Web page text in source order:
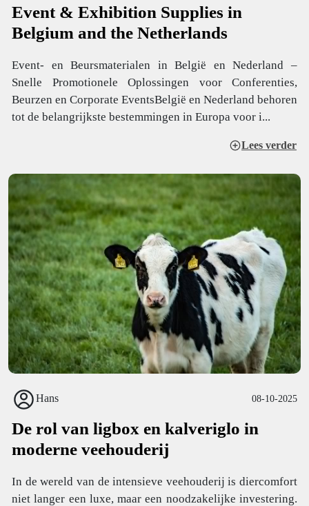
Event & Exhibition Supplies in
Belgium and the Netherlands
Event- en Beursmaterialen in België en Nederland –
Snelle Promotionele Oplossingen voor Conferenties,
Beurzen en Corporate EventsBelgië en Nederland behoren
tot de belangrijkste bestemmingen in Europa voor i...
Lees verder
Hans 08-10-2025
De rol van ligbox en kalveriglo in
moderne veehouderij
In de wereld van de intensieve veehouderij is diercomfort
niet langer een luxe, maar een noodzakelijke investering.